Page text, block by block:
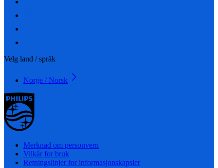
Velg land / språk
Norge / Norsk
Merknad om personvern
Vilkår for bruk
Retningslinjer for informasjonskapsler